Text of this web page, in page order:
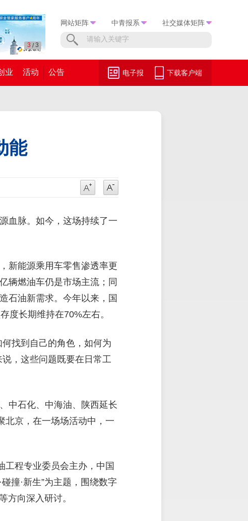
1 / 3
网站矩阵 中青报系 社交媒体矩阵
业 活动 公告 电子报 下载客户端
能
血脉。如今，这场持续了一
新能源乘用车零售渗透率更
辆燃油车仍是市场主流；同
石油新需求。今年以来，国
度长期维持在70%左右。
找到自己的角色，如何为
，这些问题既要在日常工
中石化、中海油、陕西延长
北京，在一场场活动中，一
工程专业委员会主办，中国
撞·新生”为主题，围绕数字
方向深入研讨。